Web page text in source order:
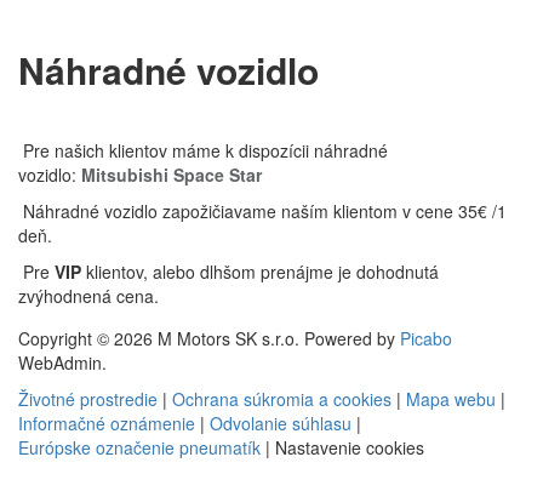
Náhradné vozidlo
Pre našich klientov máme k dispozícii náhradné
vozidlo: Mitsubishi Space Star
Náhradné vozidlo zapožičiavame naším klientom v cene 35€ /1
deň.
Pre VIP klientov, alebo dlhšom prenájme je dohodnutá
zvýhodnená cena.
Copyright © 2026 M Motors SK s.r.o. Powered by Picabo
WebAdmin.
Životné prostredie | Ochrana súkromia a cookies | Mapa webu |
Informačné oznámenie | Odvolanie súhlasu |
Európske označenie pneumatík | Nastavenie cookies